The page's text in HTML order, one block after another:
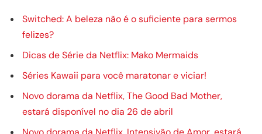
Switched: A beleza não é o suficiente para sermos
felizes?
Dicas de Série da Netflix: Mako Mermaids
Séries Kawaii para você maratonar e viciar!
Novo dorama da Netflix, The Good Bad Mother,
estará disponível no dia 26 de abril